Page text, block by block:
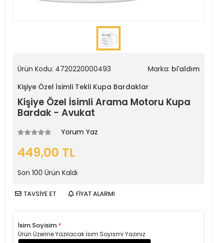
Ürün Kodu: 4720220000493 Marka: bi'aldım
Kişiye Özel İsimli Tekli Kupa Bardaklar
Kişiye Özel İsimli Arama Motoru Kupa
Bardak - Avukat
Yorum Yaz
449,00 TL
Son 100 Ürün Kaldı
TAVSİYE ET FİYAT ALARMI
İsim Soyisim *
Ürün Üzerine Yazılacak İsim Soyismi Yazınız